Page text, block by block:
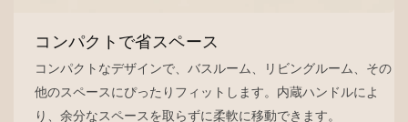
コンパクトで省スペース
コンパクトなデザインで、バスルーム、リビングルーム、その
他のスペースにぴったりフィットします。内蔵ハンドルによ
り、余分なスペースを取らずに柔軟に移動できます。